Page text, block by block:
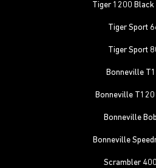
Tiger 1200 Black
Tiger Sport
Tiger Sport
Bonneville
Bonneville
Bonneville
Bonneville
Scrambler